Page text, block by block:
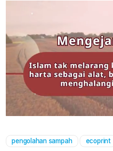
pengolahan sampah ecoprint